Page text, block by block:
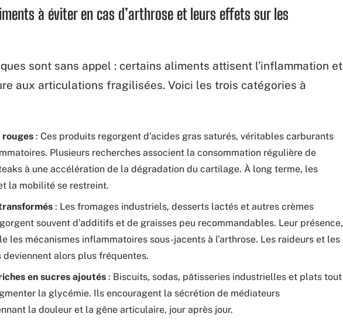
à éviter en cas d’arthrose et leurs effets sur les
sont sans appel : certains aliments attisent l’inflammation et
aux articulations fragilisées. Voici les trois catégories à
rouges : Ces produits regorgent d’acides gras saturés, véritables carburants
Plusieurs recherches associent la consommation régulière de
à une accélération de la dégradation du cartilage. À long terme, les
la mobilité se restreint.
: Les fromages industriels, desserts lactés et autres crèmes
souvent d’additifs et de graisses peu recommandables. Leur présence,
les mécanismes inflammatoires sous-jacents à l’arthrose. Les raideurs et les
deviennent alors plus fréquentes.
en sucres ajoutés : Biscuits, sodas, pâtisseries industrielles et plats tout
la glycémie. Ils encouragent la sécrétion de médiateurs
la douleur et la gêne articulaire, jour après jour.